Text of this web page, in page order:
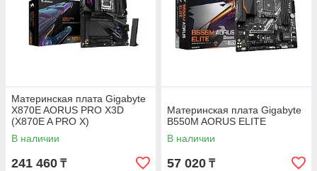
Материнская плата Gigabyte
X870E AORUS PRO X3D
(X870E A PRO X)
В наличии
241 460 ₸
Материнская плата Gigabyte
B550M AORUS ELITE
В наличии
57 020 ₸